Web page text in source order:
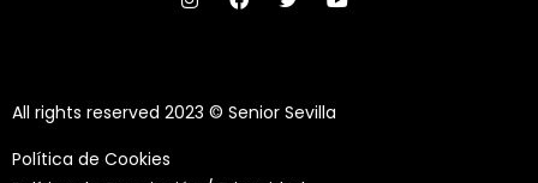
All rights reserved 2023 © Senior Sevilla
Política de Cookies